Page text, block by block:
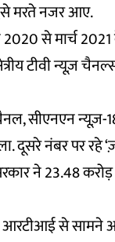
से मरते नजर आए.
से मार्च
टीवी न्यूज़
सीएनएन न्यूज़-
दूसरे नंबर पर रहे
ने 23.48
आरटीआई से सामने